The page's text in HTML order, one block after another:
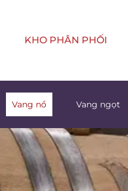
KHO PHÂN PHỐI
Vang nổ Vang ngọt